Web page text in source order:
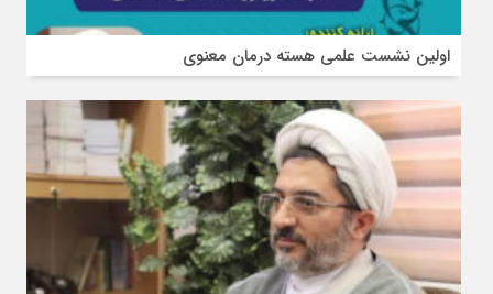
اولین نشست علمی هسته درمان معنوی